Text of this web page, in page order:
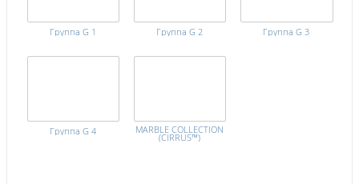
Группа G 1 Группа G 2 Группа G 3
Группа G 4 MARBLE COLLECTION
(CIRRUS™)